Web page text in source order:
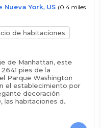
Nueva York, US (0.4 miles
de habitaciones
de Manhattan, este
pies de la
Parque Washington
el establecimiento por
decoración
las habitaciones d..